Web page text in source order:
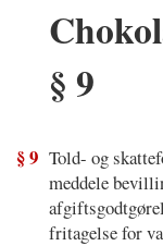
§ 9
§ 9 Told- og
meddele
fritagelse for